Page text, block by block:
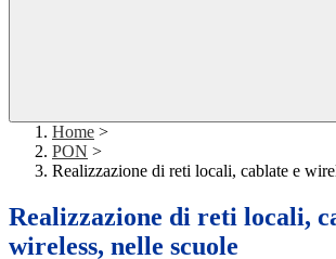
Home >
PON >
Realizzazione di reti locali, cablate e
Realizzazione di reti locali,
wireless, nelle scuole